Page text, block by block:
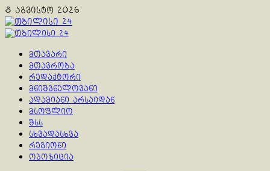
Skip
to
content
8 აგვისტო 2026
Primary
მთავარი
მთავრობა
რედაქტორი
მნიშვნელოვანი
ადამიანი არსაიდან
მსოფლიო
შსს
სხვადასხვა
რეგიონი
ოპოზიცია